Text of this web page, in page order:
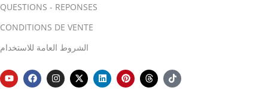
QUESTIONS - REPONSES
CONDITIONS DE VENTE
الشروط العامة للاستخدام